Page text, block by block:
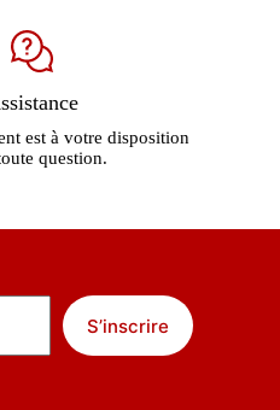
est à votre disposition
question.
S’inscrire